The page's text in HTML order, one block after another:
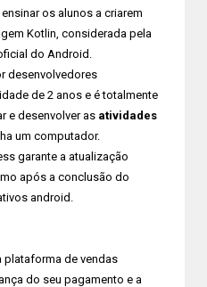
os alunos a criarem
Kotlin, considerada pela
do Android.
desenvolvedores
de 2 anos e é totalmente
e desenvolver as atividades
um computador.
garante a atualização
após a conclusão do
android.
plataforma de vendas
do seu pagamento e a